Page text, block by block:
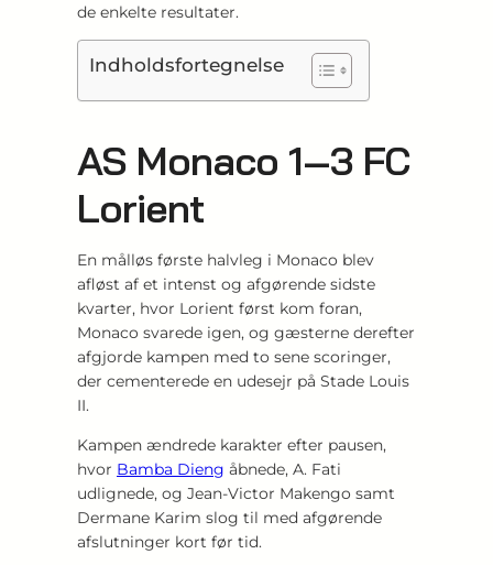
de enkelte resultater.
Indholdsfortegnelse
AS Monaco 1‑3 FC
Lorient
En målløs første halvleg i Monaco blev
afløst af et intenst og afgørende sidste
kvarter, hvor Lorient først kom foran,
Monaco svarede igen, og gæsterne derefter
afgjorde kampen med to sene scoringer,
der cementerede en udesejr på Stade Louis
II.
Kampen ændrede karakter efter pausen,
hvor Bamba Dieng åbnede, A. Fati
udlignede, og Jean‑Victor Makengo samt
Dermane Karim slog til med afgørende
afslutninger kort før tid.